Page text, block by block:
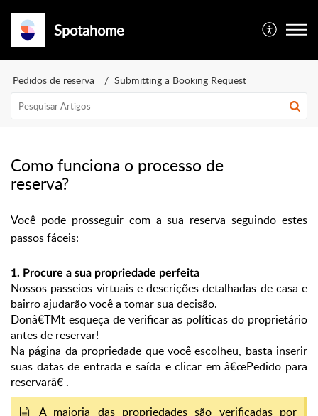
Spotahome
Pedidos de reserva Submitting a Booking Request
Como funciona o processo de
reserva?
Você pode prosseguir com a sua reserva seguindo estes
passos fáceis:
1. Procure a sua propriedade perfeita
Nossos passeios virtuais e descrições detalhadas de casa e
bairro ajudarão você a tomar sua decisão.
Donâ€TMt esqueça de verificar as políticas do proprietário
antes de reservar!
Na página da propriedade que você escolheu, basta inserir
suas datas de entrada e saída e clicar em â€œPedido para
reservarâ€ .
A maioria das propriedades são verificadas por